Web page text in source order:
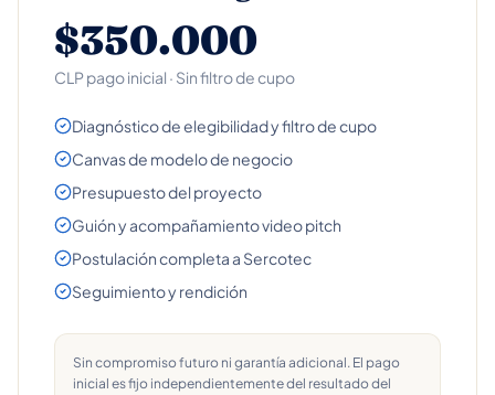
$350.000
CLP pago inicial · Sin filtro de cupo
Diagnóstico de elegibilidad y filtro de cupo
Canvas de modelo de negocio
Presupuesto del proyecto
Guión y acompañamiento video pitch
Postulación completa a Sercotec
Seguimiento y rendición
Sin compromiso futuro ni garantía adicional. El pago
inicial es fijo independientemente del resultado del